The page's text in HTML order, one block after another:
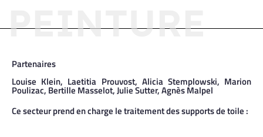
PEINTURE
Partenaires
Louise Klein, Laetitia Prouvost, Alicia Stemplowski, Marion
Poulizac, Bertille Masselot, Julie Sutter, Agnès Malpel
Ce secteur prend en charge le traitement des supports de toile :